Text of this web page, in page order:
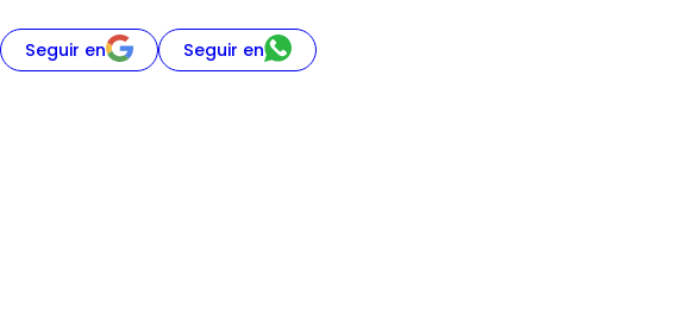
Seguir en Seguir en